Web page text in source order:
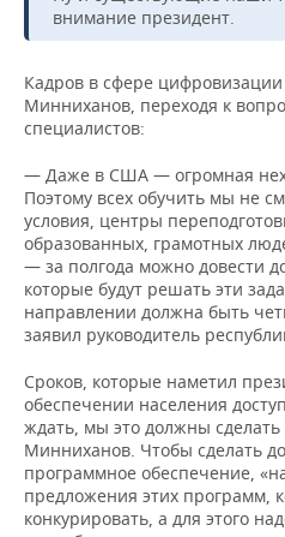
внимание президент.
Кадров в сфере
Минниханов, переходя к
специалистов:
— Даже в США — огромная
Поэтому всех обучить мы не
условия, центры
образованных, грамотных
— за полгода можно довести
которые будут решать эти
направлении должна быть
заявил руководитель
Сроков, которые наметил
обеспечении населения
ждать, мы это должны
Минниханов. Чтобы сделать
программное обеспечение,
предложения этих программ,
конкурировать, а для этого